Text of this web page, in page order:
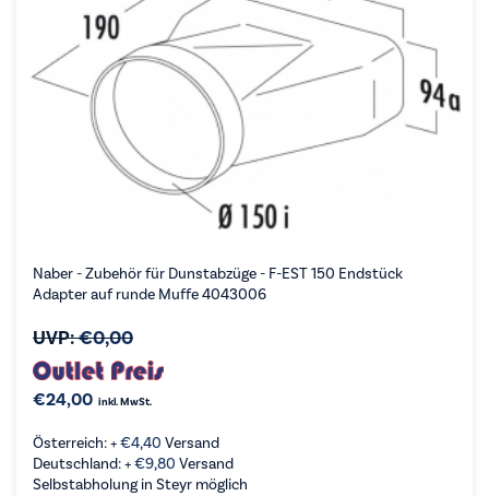
Naber - Zubehör für Dunstabzüge - F-EST 150 Endstück
Adapter auf runde Muffe 4043006
UVP:€0,00
€24,00 inkl. MwSt.
Österreich: +€4,40 Versand
Deutschland: +€9,80 Versand
Selbstabholung in Steyr möglich